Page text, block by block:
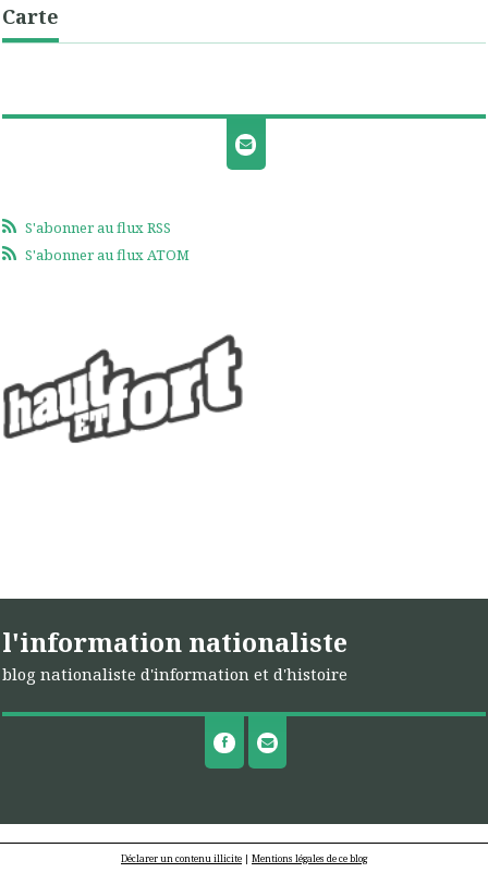
Carte
S'abonner au flux RSS
S'abonner au flux ATOM
l'information nationaliste
blog nationaliste d'information et d'histoire
Déclarer un contenu illicite | Mentions légales de ce blog